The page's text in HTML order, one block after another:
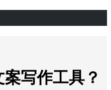
写作工具？